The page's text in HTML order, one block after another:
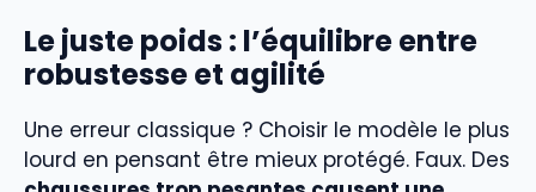
Le juste poids : l’équilibre entre
robustesse et agilité
Une erreur classique ? Choisir le modèle le plus
lourd en pensant être mieux protégé. Faux. Des